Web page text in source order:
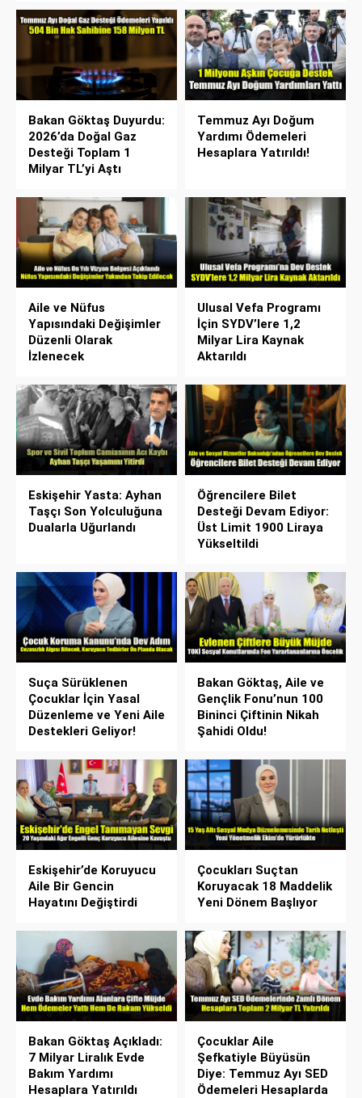
Bakan Göktaş Duyurdu:
2026’da Doğal Gaz
Desteği Toplam 1
Milyar TL’yi Aştı
Temmuz Ayı Doğum
Yardımı Ödemeleri
Hesaplara Yatırıldı!
Aile ve Nüfus
Yapısındaki Değişimler
Düzenli Olarak
İzlenecek
Ulusal Vefa Programı
İçin SYDV’lere 1,2
Milyar Lira Kaynak
Aktarıldı
Eskişehir Yasta: Ayhan
Taşçı Son Yolculuğuna
Dualarla Uğurlandı
Öğrencilere Bilet
Desteği Devam Ediyor:
Üst Limit 1900 Liraya
Yükseltildi
Suça Sürüklenen
Çocuklar İçin Yasal
Düzenleme ve Yeni Aile
Destekleri Geliyor!
Bakan Göktaş, Aile ve
Gençlik Fonu’nun 100
Bininci Çiftinin Nikah
Şahidi Oldu!
Eskişehir’de Koruyucu
Aile Bir Gencin
Hayatını Değiştirdi
Çocukları Suçtan
Koruyacak 18 Maddelik
Yeni Dönem Başlıyor
Bakan Göktaş Açıkladı:
7 Milyar Liralık Evde
Bakım Yardımı
Hesaplara Yatırıldı
Çocuklar Aile
Şefkatiyle Büyüsün
Diye: Temmuz Ayı SED
Ödemeleri Hesaplarda